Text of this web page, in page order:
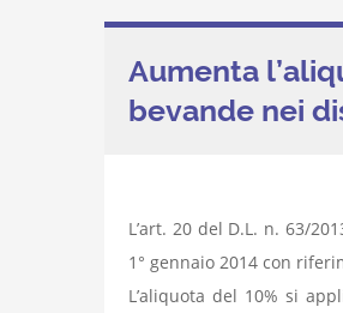
Aumenta
bevande nei
L’art. 20 del D.L. n. 63/
1° gennaio 2014 con
L’aliquota del 10% si